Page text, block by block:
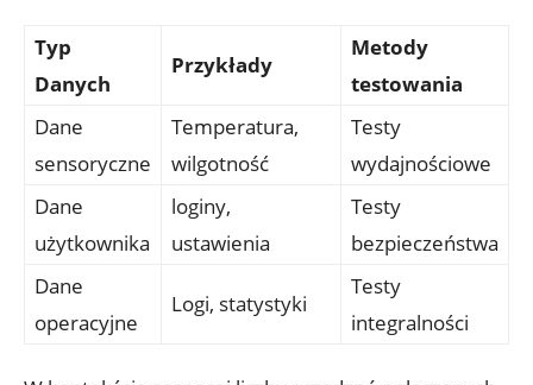
Typ
Danych
Przykłady
Metody
testowania
Dane
sensoryczne
Temperatura,
wilgotność
Testy
wydajnościowe
Dane
użytkownika
loginy,
ustawienia
Testy
bezpieczeństwa
Dane
operacyjne
Logi, statystyki
Testy
integralności